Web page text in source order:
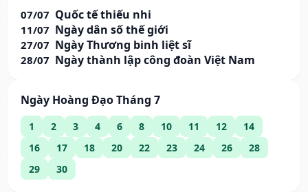
07/07 Quốc tế thiếu nhi
11/07 Ngày dân số thế giới
27/07 Ngày Thương binh liệt sĩ
28/07 Ngày thành lập công đoàn Việt Nam
Ngày Hoàng Đạo Tháng 7
1 2 3 4 6 8 10 11 12
14
16
17 18 20 22 23 24 26
28
29
30